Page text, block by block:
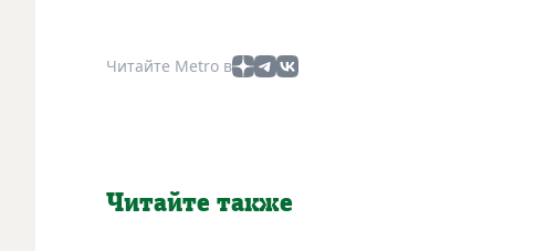
Читайте Metro в
Читайте также